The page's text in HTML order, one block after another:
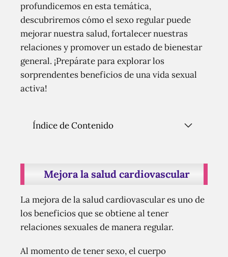
profundicemos en esta temática,
descubriremos cómo el sexo regular puede
mejorar nuestra salud, fortalecer nuestras
relaciones y promover un estado de bienestar
general. ¡Prepárate para explorar los
sorprendentes beneficios de una vida sexual
activa!
Índice de Contenido
Mejora la salud cardiovascular
La mejora de la salud cardiovascular es uno de
los beneficios que se obtiene al tener
relaciones sexuales de manera regular.
Al momento de tener sexo, el cuerpo